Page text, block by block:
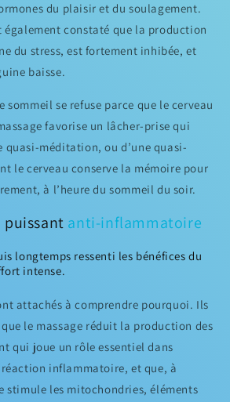
du plaisir et du soulagement.
également constaté que la production
du stress, est fortement inhibée, et
baisse.
sommeil se refuse parce que le cerveau
favorise un lâcher-prise qui
quasi-méditation, ou d’une quasi-
le cerveau conserve la mémoire pour
à l’heure du sommeil du soir.
puissant anti-inflammatoire
longtemps ressenti les bénéfices du
intense.
attachés à comprendre pourquoi. Ils
le massage réduit la production des
qui joue un rôle essentiel dans
inflammatoire, et que, à
stimule les mitochondries, éléments